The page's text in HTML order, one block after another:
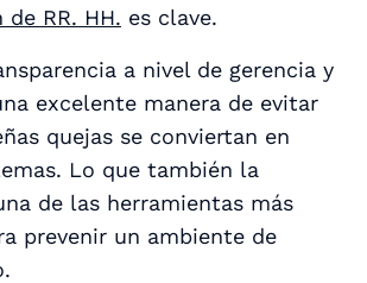
RR. HH. es clave.
a nivel de gerencia y
excelente manera de evitar
quejas se conviertan en
Lo que también la
de las herramientas más
prevenir un ambiente de